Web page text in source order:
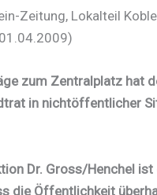
Zeitung, Lokalteil
zum Zentralplatz hat
in nichtöffentlicher
Dr. Gross/Henchel ist
die Öffentlichkeit